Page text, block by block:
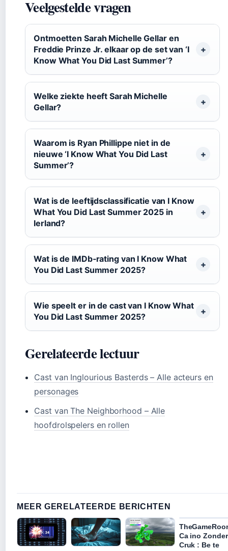
Veelgestelde vragen
Ontmoetten Sarah Michelle Gellar en
Freddie Prinze Jr. elkaar op de set van ‘I
Know What You Did Last Summer’?
Welke ziekte heeft Sarah Michelle
Gellar?
Waarom is Ryan Phillippe niet in de
nieuwe ‘I Know What You Did Last
Summer’?
Wat is de leeftijdsclassificatie van I Know
What You Did Last Summer 2025 in
Ierland?
Wat is de IMDb‑rating van I Know What
You Did Last Summer 2025?
Wie speelt er in de cast van I Know What
You Did Last Summer 2025?
Gerelateerde lectuur
Cast van Inglourious Basterds – Alle acteurs en
personages
Cast van The Neighborhood – Alle
hoofdrolspelers en rollen
MEER GERELATEERDE BERICHTEN
Ca ino Zonder
Cruk : Be te